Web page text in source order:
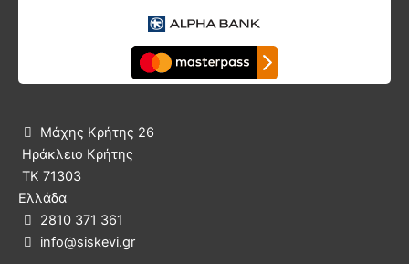

Μάχης Κρήτης 26
Ηράκλειο Κρήτης
ΤΚ 71303
Ελλάδα
 2810 371 361
 info@siskevi.gr